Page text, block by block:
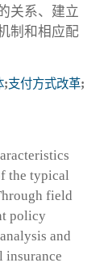
关系、建立
制和相应配
;支付方式改革;
the typical
field
policy
and
insurance